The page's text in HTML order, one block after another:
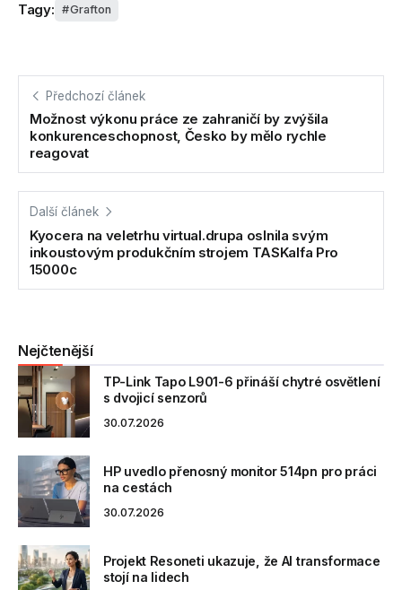
Tagy: Grafton
Předchozí článek
Možnost výkonu práce ze zahraničí by zvýšila
konkurenceschopnost, Česko by mělo rychle
reagovat
Další článek
Kyocera na veletrhu virtual.drupa oslnila svým
inkoustovým produkčním strojem TASKalfa Pro
15000c
Nejčtenější
TP-Link Tapo L901-6 přináší chytré osvětlení
s dvojicí senzorů
30.07.2026
HP uvedlo přenosný monitor 514pn pro práci
na cestách
30.07.2026
Projekt Resoneti ukazuje, že AI transformace
stojí na lidech